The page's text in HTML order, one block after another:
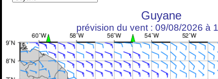
Guyane
prévision du vent : 09/08/2026 à